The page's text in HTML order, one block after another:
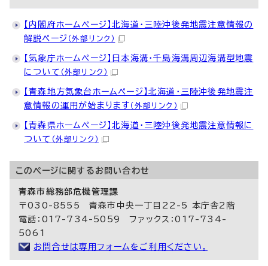
【内閣府ホームページ】北海道・三陸沖後発地震注意情報の
解説ページ （外部リンク）
【気象庁ホームページ】日本海溝・千島海溝周辺海溝型地震
について （外部リンク）
【青森地方気象台ホームページ】北海道・三陸沖後発地震注
意情報の運用が始まります （外部リンク）
【青森県ホームページ】北海道・三陸沖後発地震注意情報に
ついて （外部リンク）
このページに関する お問い合わせ
青森市総務部危機管理課
〒030-8555 青森市中央一丁目22-5 本庁舎2階
電話：017-734-5059 ファックス：017-734-
5061
お問合せは専用フォームをご利用ください。